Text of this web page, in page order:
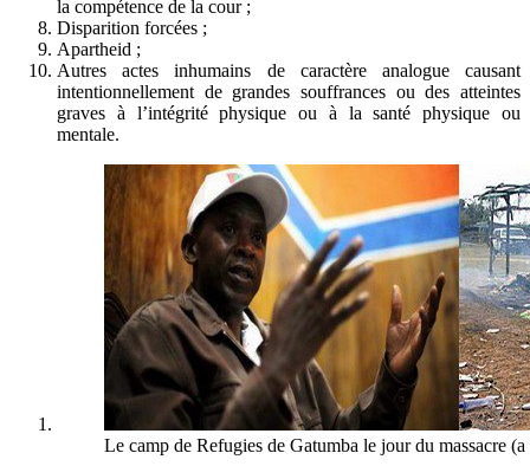
la compétence de la cour ;
Disparition forcées ;
Apartheid ;
Autres actes inhumains de caractère analogue causant
intentionnellement de grandes souffrances ou des atteintes
graves à l’intégrité physique ou à la santé physique ou
mentale.
Le camp de Refugies de Gatumba le jour du massacre